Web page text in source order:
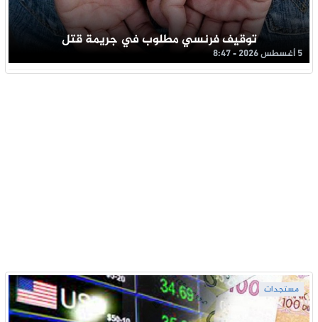
توقيف فرنسي مطلوب في جريمة قتل
5 أغسطس 2026 - 8:47
مستجدات